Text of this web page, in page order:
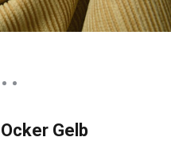
Gelb